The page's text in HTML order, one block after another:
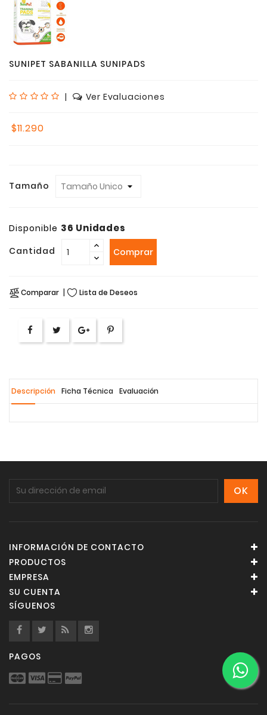
SUNIPET SABANILLA SUNIPADS
| Ver Evaluaciones
$11.290
Tamaño
Disponible 36 Unidades
Cantidad Comprar
Comparar Lista de Deseos
Descripción Ficha Técnica Evaluación
INFORMACIÓN DE CONTACTO
PRODUCTOS
EMPRESA
SU CUENTA
SÍGUENOS
PAGOS